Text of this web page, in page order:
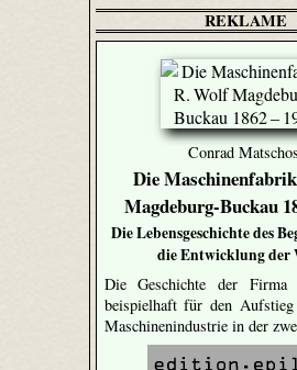
REKLAME
Conrad
Die
Magdeburg-Buckau
Die Lebensgeschichte des
die Entwicklung der
Die Geschichte der Firma
beispielhaft für den Aufstieg
Maschinenindustrie in der